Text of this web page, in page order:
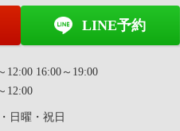
LINE予約
12:00 16:00～19:00
12:00
日曜・祝日